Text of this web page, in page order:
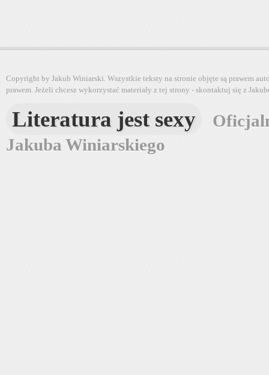
Copyright by Jakub Winiarski. Wszystkie teksty na stronie objęte są prawem
prawem. Jeżeli chcesz wykorzystać materiały z tej strony - skontaktuj się z
Literatura jest sexy
Jakuba Winiarskiego